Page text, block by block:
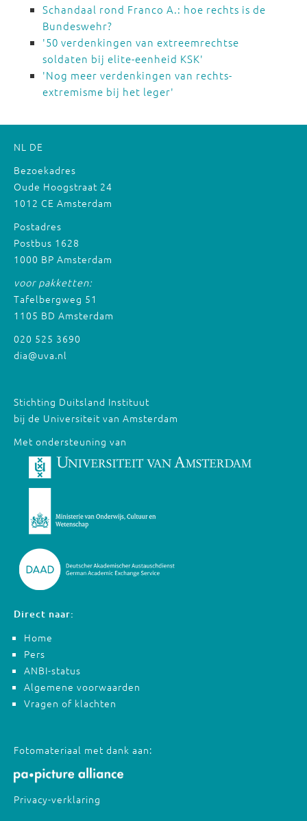
Schandaal rond Franco A.: hoe rechts is de
Bundeswehr?
'50 verdenkingen van extreemrechtse
soldaten bij elite-eenheid KSK'
'Nog meer verdenkingen van rechts-
extremisme bij het leger'
NL DE
Bezoekadres
Oude Hoogstraat 24
1012 CE Amsterdam
Postadres
Postbus 1628
1000 BP Amsterdam
voor pakketten:
Tafelbergweg 51
1105 BD Amsterdam
020 525 3690
dia@uva.nl
Stichting Duitsland Instituut
bij de Universiteit van Amsterdam
Met ondersteuning van
Direct naar:
Home
Pers
ANBI-status
Algemene voorwaarden
Vragen of klachten
Fotomateriaal met dank aan:
Privacy-verklaring